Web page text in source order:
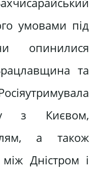
умовами під
опинилися
та
з Києвом,
а також
Дністром і